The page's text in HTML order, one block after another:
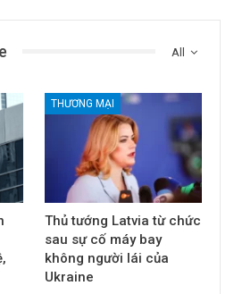
All
THƯƠNG MẠI
Thủ tướng Latvia từ chức
sau sự cố máy bay
không người lái của
Ukraine